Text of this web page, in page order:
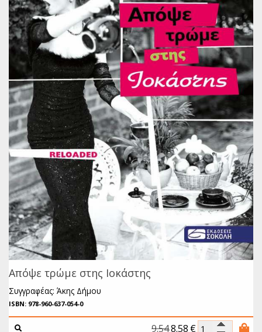
Παγκόσμια Ποίηση
Βιβλία για Παιδιά
Εφηβική Λογοτεχνία
Ελληνικό Θέατρο
Παγκόσμιο Θέατρο
Ιστορία
Βιογραφίες
Ψυχολογία
Εκπαίδευση
Λεξικά
Ημερολόγια
Απόψε τρώμε στης Ιοκάστης
Συγγραφέας: Άκης Δήμου
ISBN: 978-960-637-054-0
9.548.58 €